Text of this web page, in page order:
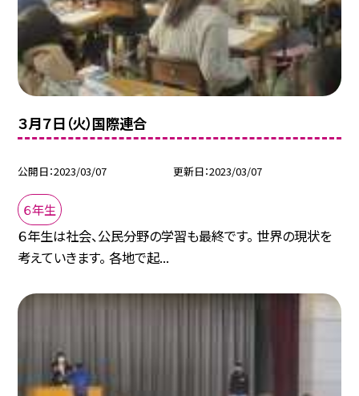
３月７日（火）国際連合
公開日 2023/03/07 更新日 2023/03/07
６年生
６年生は社会、公民分野の学習も最終です。 世界の現状を
考えていきます。 各地で起...